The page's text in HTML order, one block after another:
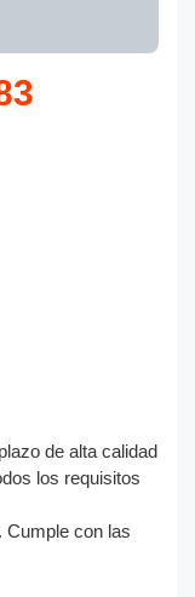
de alta calidad
los requisitos
Cumple con las